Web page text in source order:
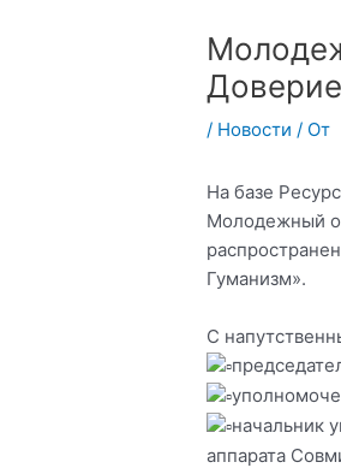
/ Новости / От
На базе
Молодежный
Гуманизм».
С
начальник
аппарата